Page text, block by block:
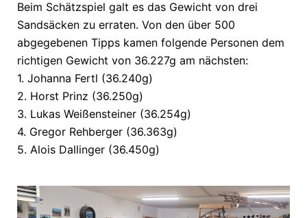
Beim Schätzspiel galt es das Gewicht von drei
Sandsäcken zu erraten. Von den über 500
abgegebenen Tipps kamen folgende Personen dem
richtigen Gewicht von 36.227g am nächsten:
1. Johanna Fertl (36.240g)
2. Horst Prinz (36.250g)
3. Lukas Weißensteiner (36.254g)
4. Gregor Rehberger (36.363g)
5. Alois Dallinger (36.450g)